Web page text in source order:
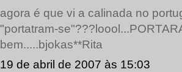
agora é que vi a calinada no
"portatram-
bem.....bjokas**Rita
19 de abril de 2007 às 15:03